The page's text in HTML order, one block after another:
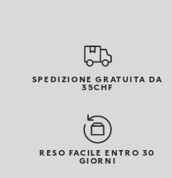
SPEDIZIONE GRATUITA DA
35CHF
RESO FACILE ENTRO 30
GIORNI